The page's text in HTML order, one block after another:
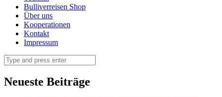
der
Nähe
Holzbrücke
⋆
Reiseblog
Flusses
der
Nähe
der
Holzbrücke
Bulliverreisen Shop
Über uns
Kooperationen
Kontakt
Impressum
Search
Neueste Beiträge